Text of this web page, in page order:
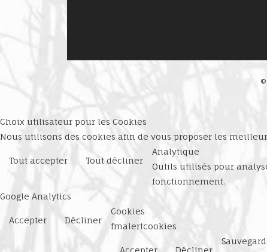
Choix utilisateur pour les Cookies
Nous utilisons des cookies afin de vous proposer les
Tout accepter Tout décliner
Analytique
Outils utilisés pour
fonctionnement.
Google Analytics
Accepter Décliner
Cookies
fmalertcookies
Accepter Décliner